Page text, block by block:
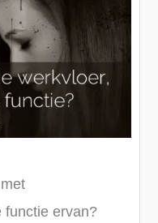
functie ervan?